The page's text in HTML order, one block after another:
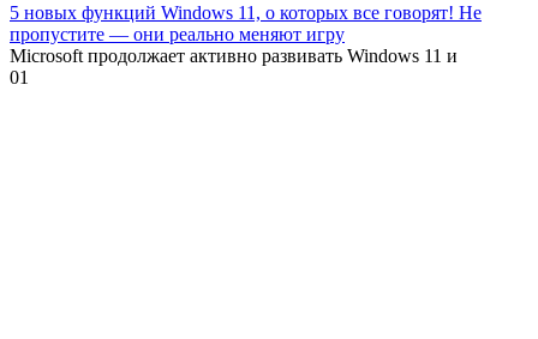
5 новых функций Windows 11, о которых все говорят! Не
пропустите — они реально меняют игру
Microsoft продолжает активно развивать Windows 11 и
01